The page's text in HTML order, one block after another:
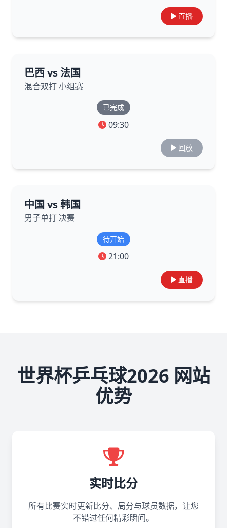
直播
巴西 vs 法国
混合双打 小组赛
已完成
09:30
回放
中国 vs 韩国
男子单打 决赛
待开始
21:00
直播
世界杯乒乓球2026 网站
优势
实时比分
所有比赛实时更新比分、局分与球员数据，让您
不错过任何精彩瞬间。